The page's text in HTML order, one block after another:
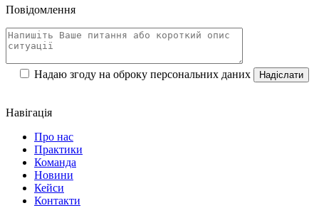
Повідомлення
Надаю згоду на оброку персональних даних
Навігація
Про нас
Практики
Команда
Новини
Кейси
Контакти